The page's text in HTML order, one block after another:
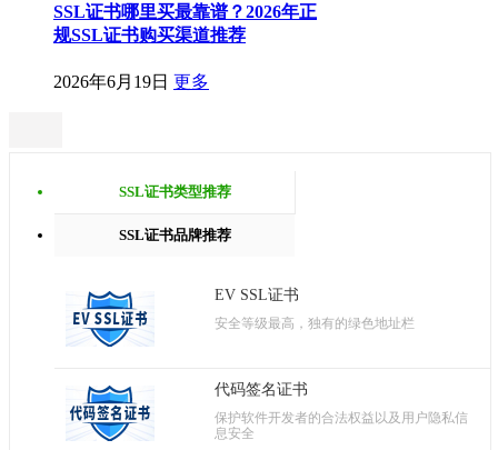
SSL证书哪里买最靠谱？2026年正
规SSL证书购买渠道推荐
2026年6月19日 更多
SSL证书类型推荐
SSL证书品牌推荐
EV SSL证书
安全等级最高，独有的绿色地址栏
代码签名证书
保护软件开发者的合法权益以及用户隐私信
息安全